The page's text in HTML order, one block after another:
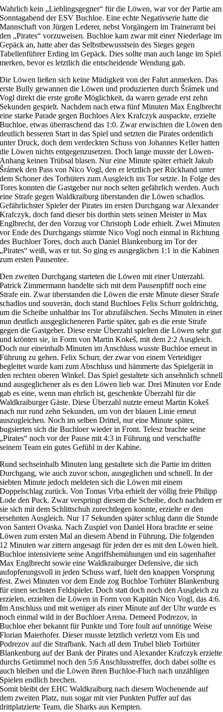
Wahrlich kein „Lieblingsgegner“ für die Löwen, war vor der Partie am
Sonntagabend der ESV Buchloe. Eine echte Negativserie hatte die
Mannschaft von Jürgen Lederer, nebst Vorgängern im Traineramt bei
den „Pirates“ vorzuweisen. Buchloe kam zwar mit einer Niederlage im
Gepäck an, hatte aber das Selbstbewusstsein des Sieges gegen
Tabellenführer Erding im Gepäck. Dies sollte man auch lange im Spiel
merken, bevor es letztlich die entscheidende Wendung gab.
Die Löwen ließen sich keine Müdigkeit von der Fahrt anmerken. Das
erste Bully gewannen die Löwen und produzierten durch Šrámek und
Vogl direkt die erste große Möglichkeit, da waren gerade erst zehn
Sekunden gespielt. Nachdem nach etwa fünf Minuten Max Englbrecht
eine starke Parade gegen Buchloes Alex Krafczyk auspackte, erzielte
Buchloe, etwas überraschend das 1:0. Zwar erwischten die Löwen den
deutlich besseren Start in das Spiel und setzten die Pirates ordentlich
unter Druck, doch dem verdeckten Schuss von Johannes Keller hatten
die Löwen nichts entgegenzusetzen. Doch lange musste der Löwen-
Anhang keinen Trübsal blasen. Nur eine Minute später erhielt Jakub
Šrámek den Pass von Nico Vogl, den er letztlich per Rückhand unter
dem Schoner des Torhüters zum Ausgleich ins Tor setzte. In Folge des
Tores konnten die Gastgeber nur noch selten gefährlich werden. Auch
eine Strafe gegen Waldkraiburg überstanden die Löwen schadlos.
Gefährlichster Spieler der Pirates im ersten Durchgang war Alexander
Krafczyk, doch fand dieser bis dorthin stets seinen Meister in Max
Englbrecht, der den Vorzug vor Christoph Lode erhielt. Zwei Minuten
vor Ende des Durchgangs stürmte Nico Vogl noch einmal in Richtung
des Buchloer Tores, doch auch Daniel Blankenburg im Tor der
„Pirates“ weiß, was er tut. So ging es ausgeglichen 1:1 in die Kabinen
zum ersten Pausentee.
Den zweiten Durchgang starteten die Löwen mit einer Unterzahl.
Patrick Zimmermann handelte sich mit dem Pausenpfiff noch eine
Strafe ein. Zwar überstanden die Löwen die erste Minute dieser Strafe
schadlos und souverän, doch stand Buchloes Felix Schurr goldrichtig,
um die Scheibe unhaltbar ins Tor abzufälschen. Sechs Minuten in einer
nun deutlich ausgeglicheneren Partie später, gab es die erste Strafe
gegen die Gastgeber. Diese erste Überzahl spielten die Löwen sehr gut
und krönten sie, in Form von Martin Kokeš, mit dem 2:2 Ausgleich.
Doch nur eineinhalb Minuten im Anschluss wusste Buchloe erneut in
Führung zu gehen. Felix Schurr, der zwar von einem Verteidiger
begleitet wurde kam zum Abschluss und hämmerte das Spielgerät in
den rechten oberen Winkel. Das Spiel gestaltete sich ansehnlich schnell
und ausgeglichener als es den Löwen lieb war. Drei Minuten vor Ende
gab es eine, wenn man ehrlich ist, geschenkte Überzahl für die
Waldkraiburger Gäste. Diese Überzahl nutzte erneut Martin Kokeš
nach nur rund zehn Sekunden, um von der blauen Linie erneut
auszugleichen. Noch im selben Drittel, nur eine Minute später,
bugsierten sich die Buchloer wieder in Front. Telesz brachte seine
„Pirates“ noch vor der Pause mit 4:3 in Führung und verschaffte
seinem Team ein gutes Gefühl in der Kabine.
Rund sechseinhalb Minuten lang gestaltete sich die Partie im dritten
Durchgang, wie auch zuvor schon, ausgeglichen und schnell. In der
siebten Minute jedoch meldeten sich die Löwen mit einem
Doppelschlag zurück. Von Tomas Vrba erhielt der völlig freie Philipp
Lode den Puck. Zwar verspringt diesem die Scheibe, doch nachdem er
sie sich mit dem Schlittschuh zurechtlegen konnte, erzielte er den
ersehnten Ausgleich. Nur 17 Sekunden später schlug dann die Stunde
von Santeri Ovaska. Nach Zuspiel von Daniel Hora brachte er seine
Löwen zum ersten Mal an diesem Abend in Führung. Die folgenden
12 Minuten war zittern angesagt für jeden der es mit den Löwen hielt.
Buchloe intensivierte seine Angriffsbemühungen und ein sagenhafter
Max Englbrecht sowie eine Waldkraiburger Defensive, die sich
aufopferungsvoll in jeden Schuss warf, hielt den knappen Vorsprung
fest. Zwei Minuten vor dem Ende zog Buchloe Torhüter Blankenburg
für einen sechsten Feldspieler. Doch statt doch noch den Ausgleich zu
erzielen, erzielten die Löwen in Form von Kapitän Nico Vogl, das 4:6.
Im Anschluss und mit weniger als einer Minute auf der Uhr wurde es
noch einmal wild in der Buchloer Arena. Demeed Podrezov, in
Buchloe eher bekannt für Punkte und Tore foult auf unnötige Weise
Florian Maierhofer. Dieser musste letztlich verletzt vom Eis und
Podrezov auf die Strafbank. Nach all dem Trubel blieb Torhüter
Blankenburg auf der Bank der Pirates und Alexander Krafczyk erzielte
durchs Getümmel noch den 5:6 Anschlusstreffer, doch dabei sollte es
auch bleiben und die Löwen ihren Buchloe-Fluch nach unzähligen
Spielen endlich brechen.
Somit bleibt der EHC Waldkraiburg nach diesem Wochenende auf
dem zweiten Platz, nun sogar mit vier Punkten Puffer auf das
drittplatzierte Team, die Sharks aus Kempten.